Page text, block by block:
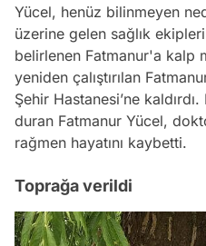
Yücel, henüz bilinmeyen
üzerine gelen sağlık
belirlenen Fatmanur'a kalp
yeniden çalıştırılan
Şehir Hastanesi’ne
duran Fatmanur Yücel,
rağmen hayatını kaybetti.
Toprağa verildi